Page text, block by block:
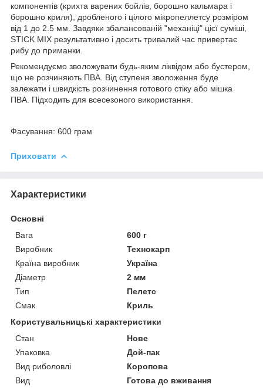
компонентів (крихта варених бойлів, борошно кальмара і
борошно криля), дробленого і цілого мікропеллетсу розміром
від 1 до 2.5 мм. Завдяки збалансованій "механіці" цієї суміші,
STICK MIX результативно і досить тривалий час привертає
рибу до приманки.
Рекомендуємо зволожувати будь-яким ліквідом або бустером,
що не розчиняють ПВА. Від ступеня зволоження буде
залежати і швидкість розчинення готового стіку або мішка
ПВА. Підходить для всесезоного використання.
Фасування: 600 грам
Приховати
Характеристики
Основні
Вага
600 г
Виробник
Технокарп
Країна виробник
Україна
Діаметр
2 мм
Тип
Пелетс
Смак
Криль
Користувальницькі характеристики
Стан
Нове
Упаковка
Дой-пак
Вид риболовлі
Коропова
Вид
Готова до вживання